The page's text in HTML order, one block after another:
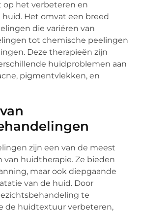
op het verbeteren en
huid. Het omvat een breed
die variëren van
tot chemische peelingen
Deze therapieën zijn
huidproblemen aan
pigmentvlekken, en
zijn een van de meest
van huidtherapie. Ze bieden
maar ook diepgaande
van de huid. Door
te
de huidtextuur verbeteren,